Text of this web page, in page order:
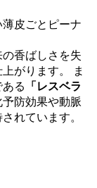
皮ごとピーナ
香ばしさを失
がります。 ま
る
「レスベラ
防効果や動脈
れています。